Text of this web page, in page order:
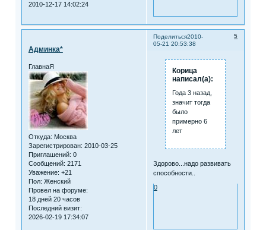
2010-12-17 14:02:24
Поделиться 5
2010-
05-21 20:53:38
Админка*
ГлавнаЯ
Откуда: Москва
Зарегистрирован: 2010-03-25
Приглашений: 0
Сообщений: 2171
Уважение: +21
Пол: Женский
Провел на форуме:
18 дней 20 часов
Последний визит:
2026-02-19 17:34:07
Корица
написал(а):
Года 3 назад,
значит тогда
было
примерно 6
лет
Здорово...надо развивать
способности..
0